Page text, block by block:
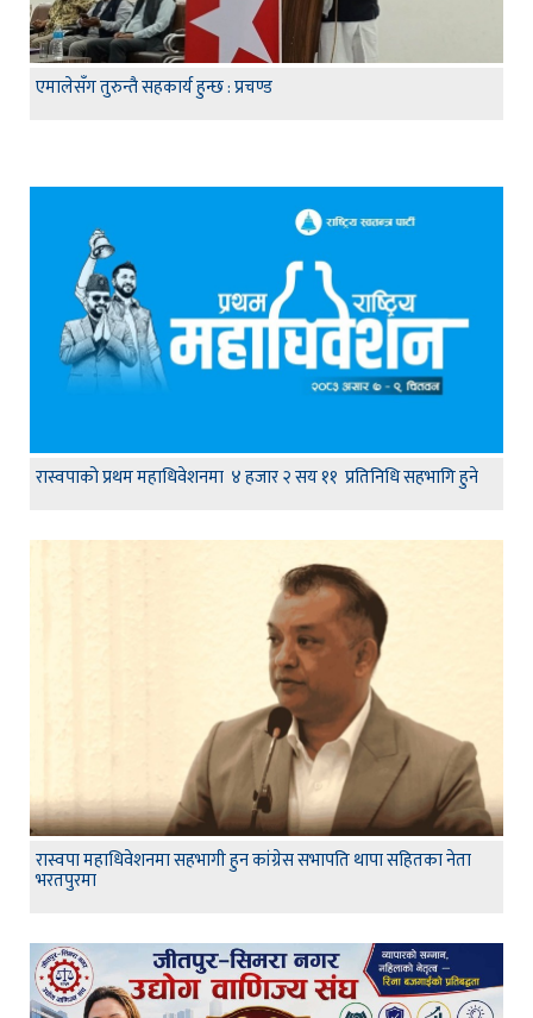
एमालेसँग तुरुन्तै सहकार्य हुन्छ : प्रचण्ड
रास्वपाको प्रथम महाधिवेशनमा ४ हजार २ सय ११ प्रतिनिधि सहभागि हुने
रास्वपा महाधिवेशनमा सहभागी हुन कांग्रेस सभापति थापा सहितका नेता
भरतपुरमा